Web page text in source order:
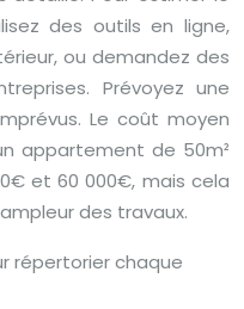
des outils en ligne,
ou demandez des
Prévoyez une
Le coût moyen
appartement de 50m²
et 60 000€, mais cela
des travaux.
répertorier chaque